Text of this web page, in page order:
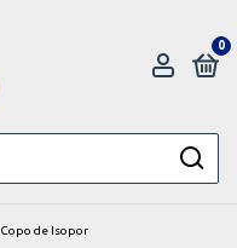
0
Copo de Isopor